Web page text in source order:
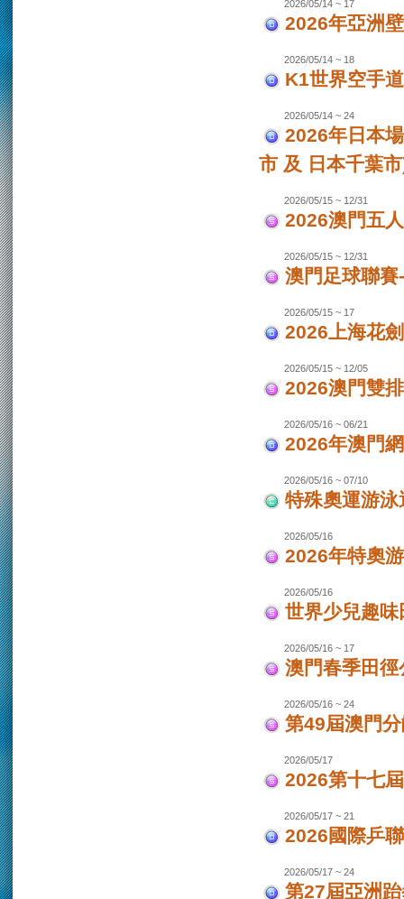
2026/05/14 ~ 17
2026年亞洲
2026/05/14 ~ 18
K1世界空手
2026/05/14 ~ 24
2026年日本
市 及 日本千葉
2026/05/15 ~ 12/31
2026澳門五
2026/05/15 ~ 12/31
澳門足球聯
2026/05/15 ~ 17
2026上海花
2026/05/15 ~ 12/05
2026澳門雙
2026/05/16 ~ 06/21
2026年澳門
2026/05/16 ~ 07/10
特殊奧運游
2026/05/16
2026年特奧
2026/05/16
世界少兒趣味
2026/05/16 ~ 17
澳門春季田徑
2026/05/16 ~ 24
第49屆澳門
2026/05/17
2026第十七
2026/05/17 ~ 21
2026國際乒
2026/05/17 ~ 24
第27屆亞洲